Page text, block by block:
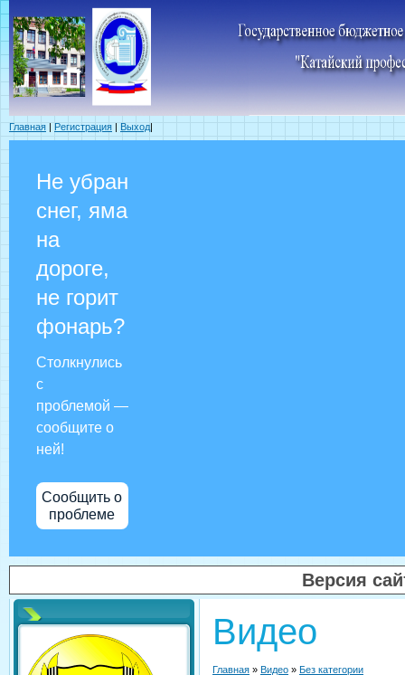
Главная | Регистрация | Выход|
Не убран
снег, яма
на
дороге,
не горит
фонарь?
Столкнулись
с
проблемой —
сообщите о
ней!
Сообщить о
проблеме
Версия
Видео
Главная » Видео » Без категории